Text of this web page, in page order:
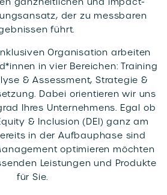
der zu messbaren
führt.
Organisation arbeiten
in vier Bereichen: Training
& Assessment, Strategie &
Dabei orientieren wir uns
Ihres Unternehmens. Egal ob
& Inclusion (DEI) ganz am
in der Aufbauphase sind
optimieren möchten
Leistungen und Produkte
für Sie.